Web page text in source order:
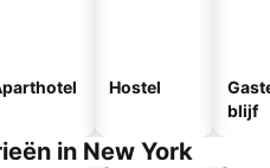
Hostel
blijf
in New York